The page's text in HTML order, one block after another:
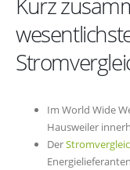
Im World Wide
Hausweiler
Der